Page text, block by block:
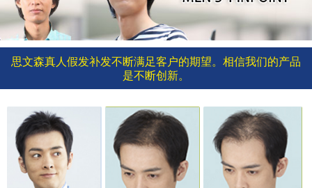
思文森真人假发补发不断满足客户的期望。相信我们的产品
是不断创新。